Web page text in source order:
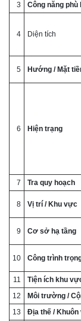
3
Công năng phù
4 Diện tích
5 Hướng / Mặt
6 Hiện trạng
7
Tra quy hoạch
8 Vị trí / Khu vực
9 Cơ sở hạ tầng
10 Công trình
11
Tiện ích khu
12
Môi trường /
13
Địa thế / Khuôn